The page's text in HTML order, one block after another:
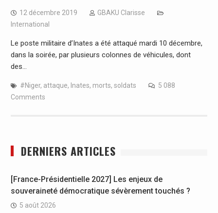
12 décembre 2019
GBAKU Clarisse
International
Le poste militaire d’Inates a été attaqué mardi 10 décembre,
dans la soirée, par plusieurs colonnes de véhicules, dont
des…
#Niger, attaque, Inates, morts, soldats
5 088
Comments
DERNIERS ARTICLES
[France-Présidentielle 2027] Les enjeux de
souveraineté démocratique sévèrement touchés ?
5 août 2026